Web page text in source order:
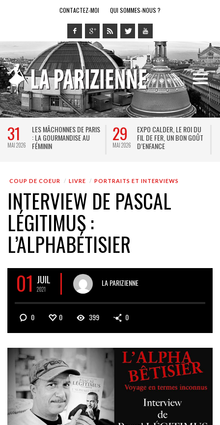
CONTACTEZ-MOI QUI SOMMES-NOUS ?
DU
28
MAI 2026
LE RING DE KATHARSY, UN
SPECTACLE EN FORME DE
14
MAI 2026
BREL ET LA DANSE
THÉÂTRE DE LA
KEERSMAEKER
COUP DE COEUR LIVRE PORTRAITS ET INTERVIEWS
INTERVIEW DE PASCAL
LÉGITIMUS :
L’ALPHABÉTISIER
01 JUIL
2021
LA PARIZIENNE
0 0 399 0